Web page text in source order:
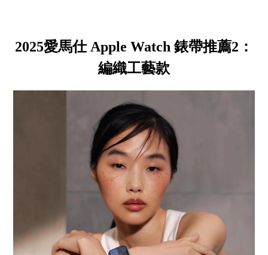
2025愛馬仕 Apple Watch 錶帶推薦2：
編織工藝款